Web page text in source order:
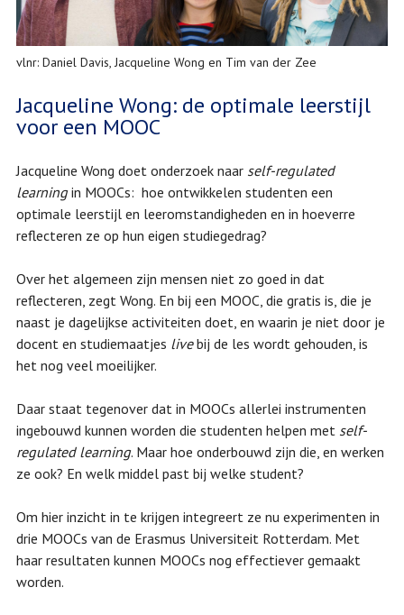
vlnr: Daniel Davis, Jacqueline Wong en Tim van der Zee
Jacqueline Wong: de optimale leerstijl
voor een MOOC
Jacqueline Wong doet onderzoek naar self-regulated
learningin MOOCs: hoe ontwikkelen studenten een
optimale leerstijl en leeromstandigheden en in hoeverre
reflecteren ze op hun eigen studiegedrag?
Over het algemeen zijn mensen niet zo goed in dat
reflecteren, zegt Wong. En bij een MOOC, die gratis is, die je
naast je dagelijkse activiteiten doet, en waarin je niet door je
docent en studiemaatjes livebij de les wordt gehouden, is
het nog veel moeilijker.
Daar staat tegenover dat in MOOCs allerlei instrumenten
ingebouwd kunnen worden die studenten helpen met self-
regulated learning. Maar hoe onderbouwd zijn die, en werken
ze ook? En welk middel past bij welke student?
Om hier inzicht in te krijgen integreert ze nu experimenten in
drie MOOCs van de Erasmus Universiteit Rotterdam. Met
haar resultaten kunnen MOOCs nog effectiever gemaakt
worden.